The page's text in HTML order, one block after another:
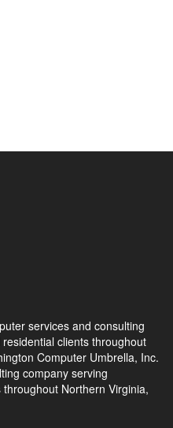
services and consulting
clients throughout
Computer Umbrella, Inc.
company serving
Northern Virginia,